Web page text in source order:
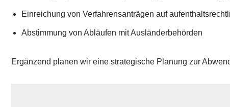
Einreichung von Verfahrensanträgen auf
Abstimmung von Abläufen mit Ausländerbehörden
Ergänzend planen wir eine strategische Planung zur